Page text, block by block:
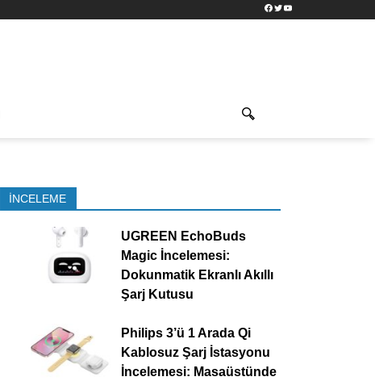
Facebook
TwitterYouTube
İNCELEME
UGREEN EchoBuds
Magic İncelemesi:
Dokunmatik Ekranlı Akıllı
Şarj Kutusu
Philips 3’ü 1 Arada Qi
Kablosuz Şarj İstasyonu
İncelemesi: Masaüstünde